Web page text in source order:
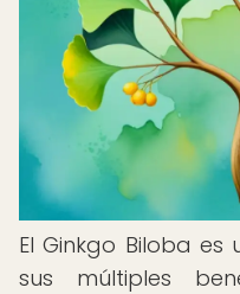
El Ginkgo Biloba
sus múltiples